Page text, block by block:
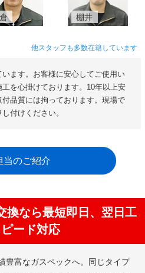
棚井
他スタッフも多数在籍しています
ます。お客様に安心してご使用い
を心掛けております。10年以上安
品質には拘っております。現場で
付けください。
当のご紹介
換なら最短即日、翌日工
ード対応
豊富なガスペックへ。同じタイプ